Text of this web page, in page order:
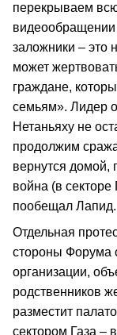
перекрываем
видеообращении
заложники – это
может
граждане,
семьям». Лидер
Нетаньяху не
продолжим
вернутся домой,
война (в секторе
пообещал Лапид.
Отдельная
стороны Форума
организации,
родственников
разместит
сектором Газа –